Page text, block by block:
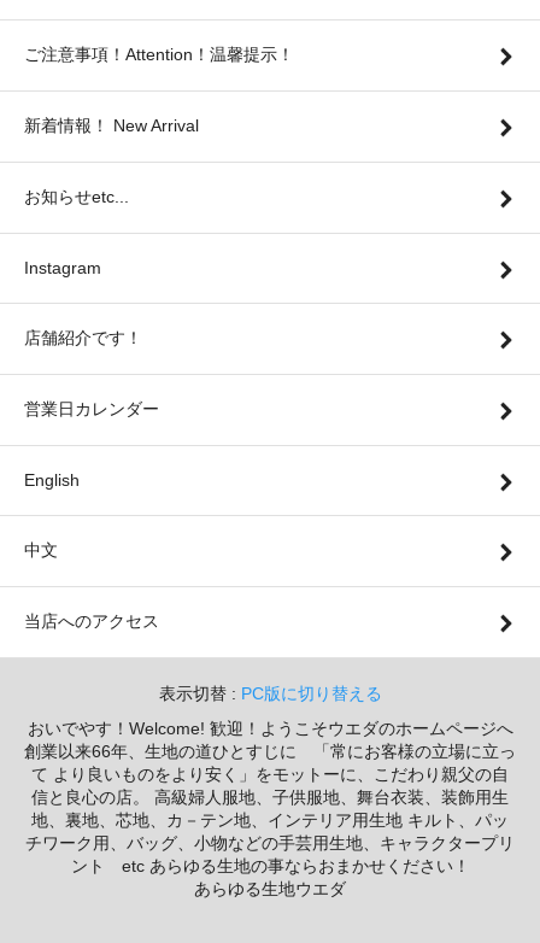
ご注意事項！Attention！温馨提示！
新着情報！ New Arrival
お知らせetc...
Instagram
店舗紹介です！
営業日カレンダー
English
中文
当店へのアクセス
表示切替 : PC版に切り替える
おいでやす！Welcome! 歓迎！ようこそウエダのホームページへ
創業以来66年、生地の道ひとすじに 「常にお客様の立場に立っ
て より良いものをより安く」をモットーに、こだわり親父の自
信と良心の店。 高級婦人服地、子供服地、舞台衣装、装飾用生
地、裏地、芯地、カ－テン地、インテリア用生地 キルト、パッ
チワーク用、バッグ、小物などの手芸用生地、キャラクタープリ
ント etc あらゆる生地の事ならおまかせください！
あらゆる生地ウエダ